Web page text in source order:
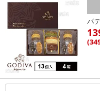
・商品カラー：ブルー・パ
発送いたします。お色の指定
・商品サイズ：(約)底面直径
・注意事項：
簡易包装での発送となります
製品改善のため、予告なく
端末、モニターの環境によ
パ